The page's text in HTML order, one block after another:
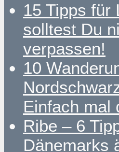
15 Tipps für
solltest Du
verpassen!
10
Einfach mal
Ribe – 6
Dänemarks